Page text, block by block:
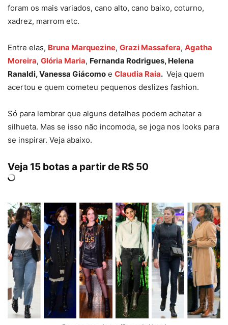
foram os mais variados, cano alto, cano baixo, coturno,
xadrez, marrom etc.
Entre elas, Bruna Marquezine, Grazi Massafera, Agatha
Moreira, Glória Maria, Fernanda Rodrigues, Helena
Ranaldi, Vanessa Giácomo e Claudia Raia. Veja quem
acertou e quem cometeu pequenos deslizes fashion.
Só para lembrar que alguns detalhes podem achatar a
silhueta. Mas se isso não incomoda, se joga nos looks para
se inspirar. Veja abaixo.
Veja 15 botas a partir de R$ 50